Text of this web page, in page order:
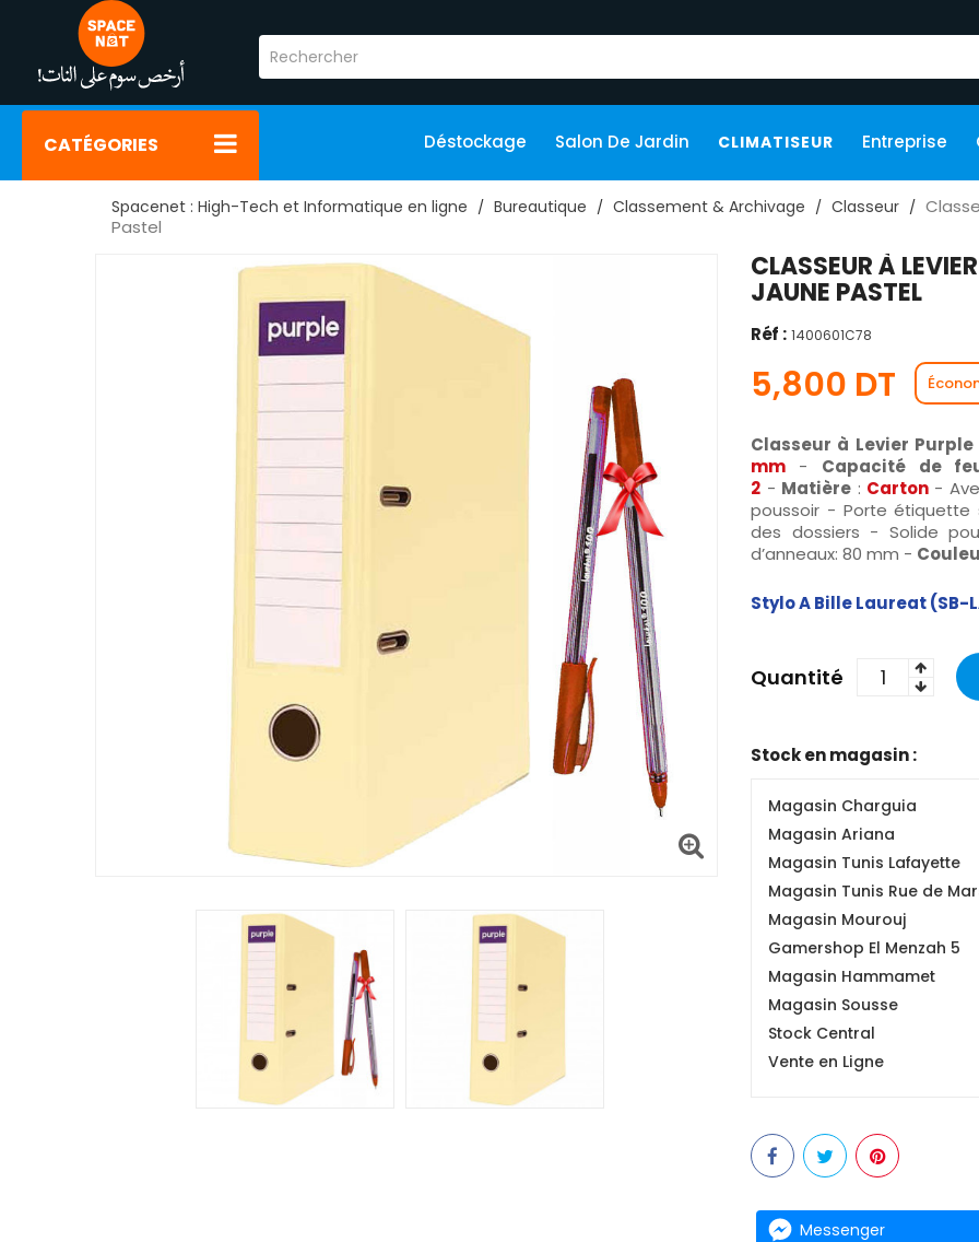
CATÉGORIES Déstockage Salon De Jardin CLIMATISEUR Entreprise
Spacenet : High-Tech et Informatique en ligne Bureautique Classement & Archivage Classeur
Pastel
CLASSEUR À
JAUNE PASTEL
Réf : 1400601C78
5,800 DT
Classeur à Levier Purple
mm - Capacité de
2 - Matière : Carton -
poussoir - Porte
des dossiers - Solide
d’anneaux: 80 mm -
Stylo A Bille Laureat (SB-
Quantité
Stock en magasin :
Magasin Charguia
Magasin Ariana
Magasin Tunis Lafayette
Magasin Tunis Rue de
Magasin Mourouj
Gamershop El Menzah 5
Magasin Hammamet
Magasin Sousse
Stock Central
Vente en Ligne
Messenger